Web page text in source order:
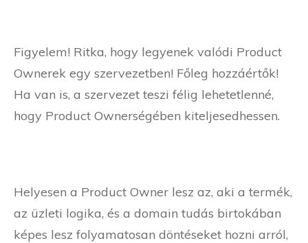
Figyelem! Ritka, hogy legyenek valódi Product
Ownerek egy szervezetben! Főleg hozzáértők!
Ha van is, a szervezet teszi félig lehetetlenné,
hogy Product Ownerségében kiteljesedhessen.
Helyesen a Product Owner lesz az, aki a termék,
az üzleti logika, és a domain tudás birtokában
képes lesz folyamatosan döntéseket hozni arról,